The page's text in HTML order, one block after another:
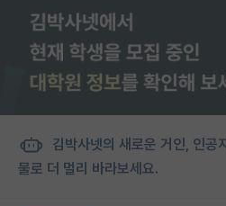
김박사넷의 새로운 거인, 인공
물로 더 멀리 바라보세요.